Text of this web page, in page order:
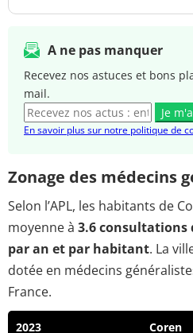
A ne pas manquer
Recevez nos astuces et bons
mail.
Je
En savoir plus sur notre politique de
Zonage des médecins
Selon l’APL, les habitants de
moyenne à 3.6 consultations
par an et par habitant. La
dotée en médecins
France.
2023 Coren